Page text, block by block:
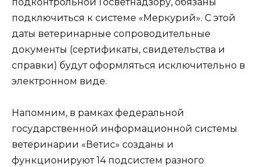
подключиться к системе «Меркурий». С этой
даты ветеринарные сопроводительные
документы (сертификаты, свидетельства и
справки) будут оформляться исключительно в
электронном виде.
Напомним, в рамках федеральной
государственной информационной системы
ветеринарии «Ветис» созданы и
функционируют 14 подсистем разного